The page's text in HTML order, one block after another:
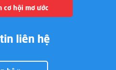
cơ hội mơ ước
liên hệ